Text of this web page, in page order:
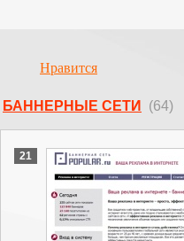
Нравится
БАННЕРНЫЕ СЕТИ (64)
21